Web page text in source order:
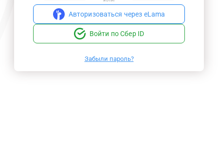
Авторизоваться через eLama
Войти по Сбер ID
Забыли пароль?